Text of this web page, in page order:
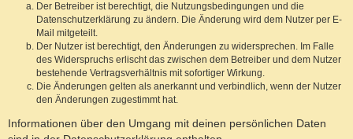
Der Betreiber ist berechtigt, die Nutzungsbedingungen und die
Datenschutzerklärung zu ändern. Die Änderung wird dem Nutzer per E-
Mail mitgeteilt.
Der Nutzer ist berechtigt, den Änderungen zu widersprechen. Im Falle
des Widerspruchs erlischt das zwischen dem Betreiber und dem Nutzer
bestehende Vertragsverhältnis mit sofortiger Wirkung.
Die Änderungen gelten als anerkannt und verbindlich, wenn der Nutzer
den Änderungen zugestimmt hat.
Informationen über den Umgang mit deinen persönlichen Daten